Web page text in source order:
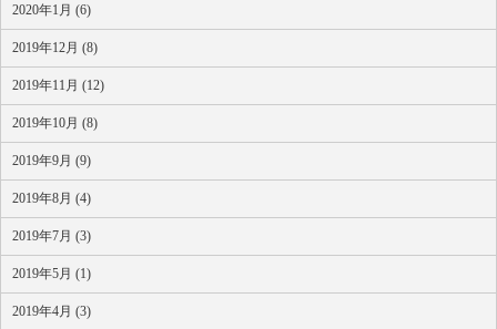
2020年1月 (6)
2019年12月 (8)
2019年11月 (12)
2019年10月 (8)
2019年9月 (9)
2019年8月 (4)
2019年7月 (3)
2019年5月 (1)
2019年4月 (3)